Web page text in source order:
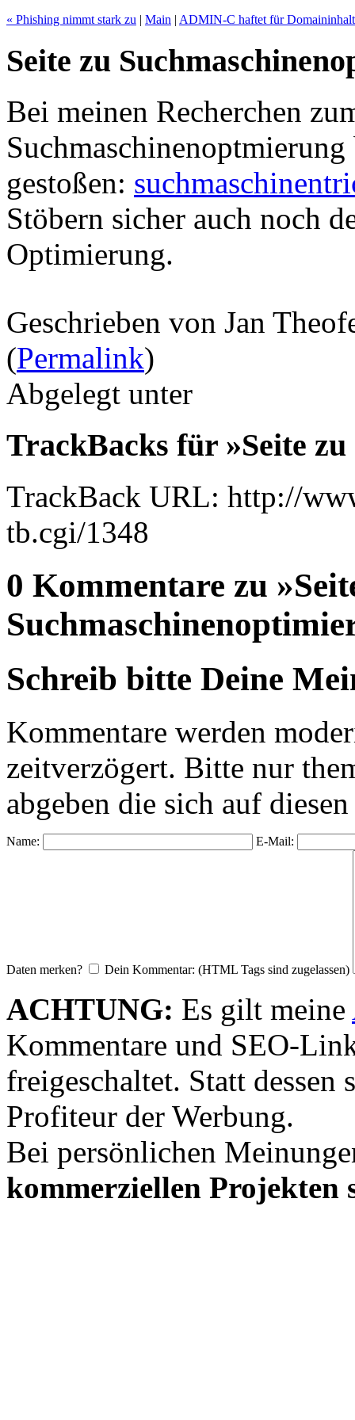
« Phishing nimmt stark zu | Main | ADMIN-C haftet für
Seite zu
Bei meinen Recherchen
gestoßen:
Stöbern sicher auch noch
Optimierung.
Geschrieben von Jan
(Permalink)
Abgelegt unter
TrackBacks für »Seite
TrackBack URL: http://
tb.cgi/1348
0 Kommentare zu
Schreib bitte Deine
Kommentare werden
zeitverzögert. Bitte nur
abgeben die sich auf
Name: E-Mail:
Daten merken? Dein Kommentar: (HTML Tags sind zugelassen)
ACHTUNG: Es gilt meine
Kommentare und SEO-
freigeschaltet. Statt dessen
Profiteur der Werbung.
Bei persönlichen
kommerziellen Projekten